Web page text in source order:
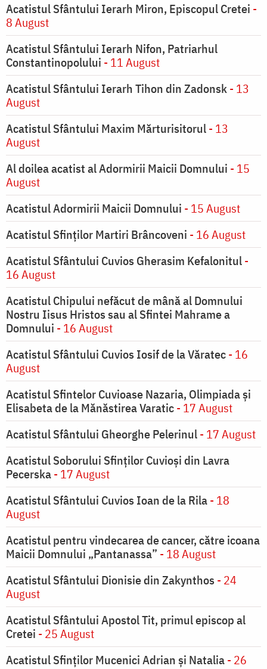
Acatistul Sfântului Ierarh Miron, Episcopul Cretei -
8 August
Acatistul Sfântului Ierarh Nifon, Patriarhul
Constantinopolului - 11 August
Acatistul Sfântului Ierarh Tihon din Zadonsk- 13
August
Acatistul Sfântului Maxim Mărturisitorul- 13
August
Al doilea acatist al Adormirii Maicii Domnului - 15
August
Acatistul Adormirii Maicii Domnului - 15 August
Acatistul Sfinților Martiri Brâncoveni - 16 August
Acatistul Sfântului Cuvios Gherasim Kefalonitul-
16 August
Acatistul Chipului nefăcut de mână al Domnului
Nostru Iisus Hristos sau al Sfintei Mahrame a
Domnului - 16 August
Acatistul Sfântului Cuvios Iosif de la Văratec- 16
August
Acatistul Sfintelor Cuvioase Nazaria, Olimpiada și
Elisabeta de la Mănăstirea Varatic- 17 August
Acatistul Sfântului Gheorghe Pelerinul- 17 August
Acatistul Soborului Sfinților Cuvioși din Lavra
Pecerska- 17 August
Acatistul Sfântului Cuvios Ioan de la Rila- 18
August
Acatistul pentru vindecarea de cancer, către icoana
Maicii Domnului „Pantanassa” - 18 August
Acatistul Sfântului Dionisie din Zakynthos - 24
August
Acatistul Sfântului Apostol Tit, primul episcop al
Cretei - 25 August
Acatistul Sfinților Mucenici Adrian și Natalia- 26